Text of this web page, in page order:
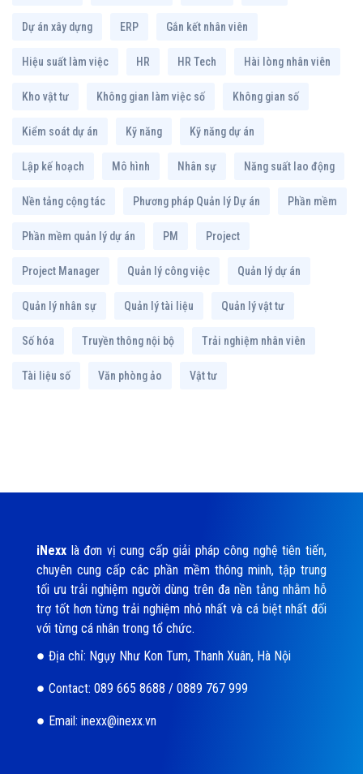
Dự án xây dựng ERP Gắn kết nhân viên
Hiệu suất làm việc HR HR Tech Hài lòng nhân viên
Kho vật tư Không gian làm việc số Không gian số
Kiểm soát dự án Kỹ năng Kỹ năng dự án
Lập kế hoạch Mô hình Nhân sự Năng suất lao động
Nền tảng cộng tác Phương pháp Quản lý Dự án Phần mềm
Phần mềm quản lý dự án PM Project
Project Manager Quản lý công việc Quản lý dự án
Quản lý nhân sự Quản lý tài liệu Quản lý vật tư
Số hóa Truyền thông nội bộ Trải nghiệm nhân viên
Tài liệu số Văn phòng ảo Vật tư
iNexx là đơn vị cung cấp giải pháp công nghệ tiên tiến,
chuyên cung cấp các phần mềm thông minh, tập trung
tối ưu trải nghiệm người dùng trên đa nền tảng nhằm hỗ
trợ tốt hơn từng trải nghiệm nhỏ nhất và cá biệt nhất đối
với từng cá nhân trong tổ chức.
Địa chỉ: Ngụy Như Kon Tum, Thanh Xuân, Hà Nội
Contact: 089 665 8688 / 0889 767 999
Email: inexx@inexx.vn